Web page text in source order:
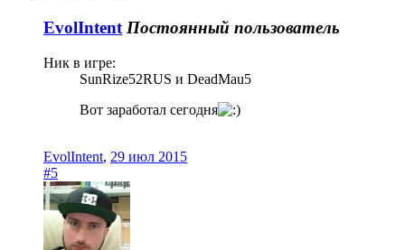
EvolIntent Постоянный пользователь
Ник в игре:
SunRize52RUS и DeadMau5
Вот заработал сегодня
EvolIntent, 29 июл 2015
#5